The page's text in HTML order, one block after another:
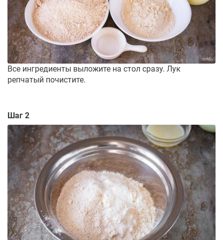
Все ингредиенты выложите на стол сразу. Лук
репчатый почистите.
Шаг 2